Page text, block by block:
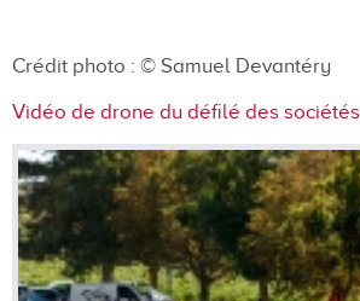
Crédit photo : © Samuel Devantéry
Vidéo de drone du défilé des sociétés